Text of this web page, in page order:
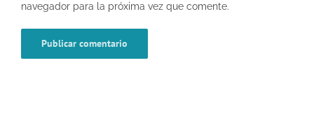
navegador para la próxima vez que comente.